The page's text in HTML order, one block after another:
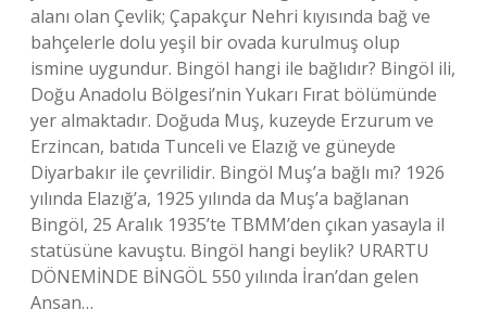
alanı olan Çevlik; Çapakçur Nehri kıyısında bağ ve
bahçelerle dolu yeşil bir ovada kurulmuş olup
ismine uygundur. Bingöl hangi ile bağlıdır? Bingöl ili,
Doğu Anadolu Bölgesi’nin Yukarı Fırat bölümünde
yer almaktadır. Doğuda Muş, kuzeyde Erzurum ve
Erzincan, batıda Tunceli ve Elazığ ve güneyde
Diyarbakır ile çevrilidir. Bingöl Muş’a bağlı mı? 1926
yılında Elazığ’a, 1925 yılında da Muş’a bağlanan
Bingöl, 25 Aralık 1935’te TBMM’den çıkan yasayla il
statüsüne kavuştu. Bingöl hangi beylik? URARTU
DÖNEMİNDE BİNGÖL 550 yılında İran’dan gelen
Ansan…